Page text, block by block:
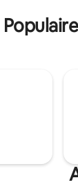
ter wereld
Deze plek is
het is
smaak,
huiselijk
2025